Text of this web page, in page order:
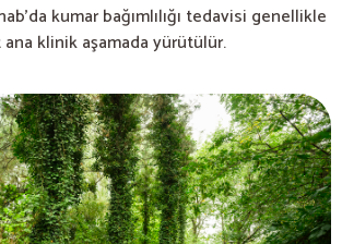
kumar bağımlılığı tedavisi genellikle
klinik aşamada yürütülür.